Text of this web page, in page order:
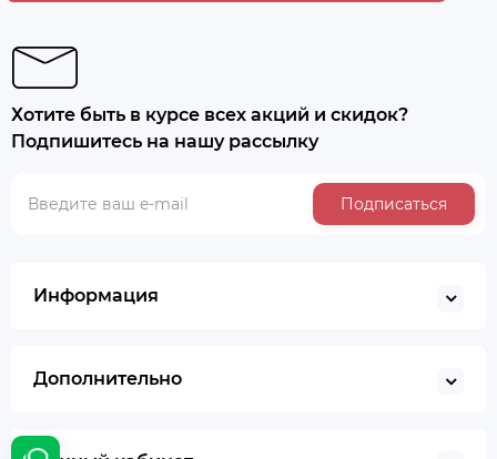
Хотите быть в курсе всех акций и скидок?
Подпишитесь на нашу рассылку
Подписаться
Информация
Дополнительно